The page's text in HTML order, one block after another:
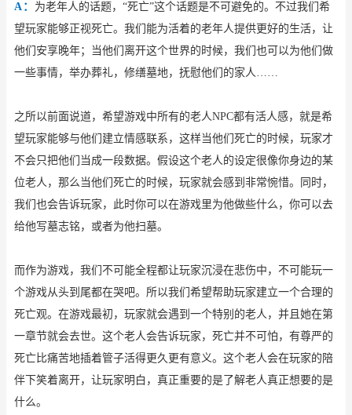
A： 为老年人的话题， “死亡”这个话题是不可避免的。不过我们希
望玩家能够正视死亡。我们能为活着的老年人提供更好的生活，让
他们安享晚年；当他们离开这个世界的时候，我们也可以为他们做
一些事情，举办葬礼，修缮墓地，抚慰他们的家人……
之所以前面说道，希望游戏中所有的老人NPC都有活人感，就是希
望玩家能够与他们建立情感联系，这样当他们死亡的时候，玩家才
不会只把他们当成一段数据。假设这个老人的设定很像你身边的某
位老人，那么当他们死亡的时候，玩家就会感到非常惋惜。同时，
我们也会告诉玩家，此时你可以在游戏里为他做些什么，你可以去
给他写墓志铭，或者为他扫墓。
而作为游戏，我们不可能全程都让玩家沉浸在悲伤中，不可能玩一
个游戏从头到尾都在哭吧。所以我们希望帮助玩家建立一个合理的
死亡观。在游戏最初，玩家就会遇到一个特别的老人，并且她在第
一章节就会去世。这个老人会告诉玩家，死亡并不可怕，有尊严的
死亡比痛苦地插着管子活得更久更有意义。这个老人会在玩家的陪
伴下笑着离开，让玩家明白，真正重要的是了解老人真正想要的是
什么。